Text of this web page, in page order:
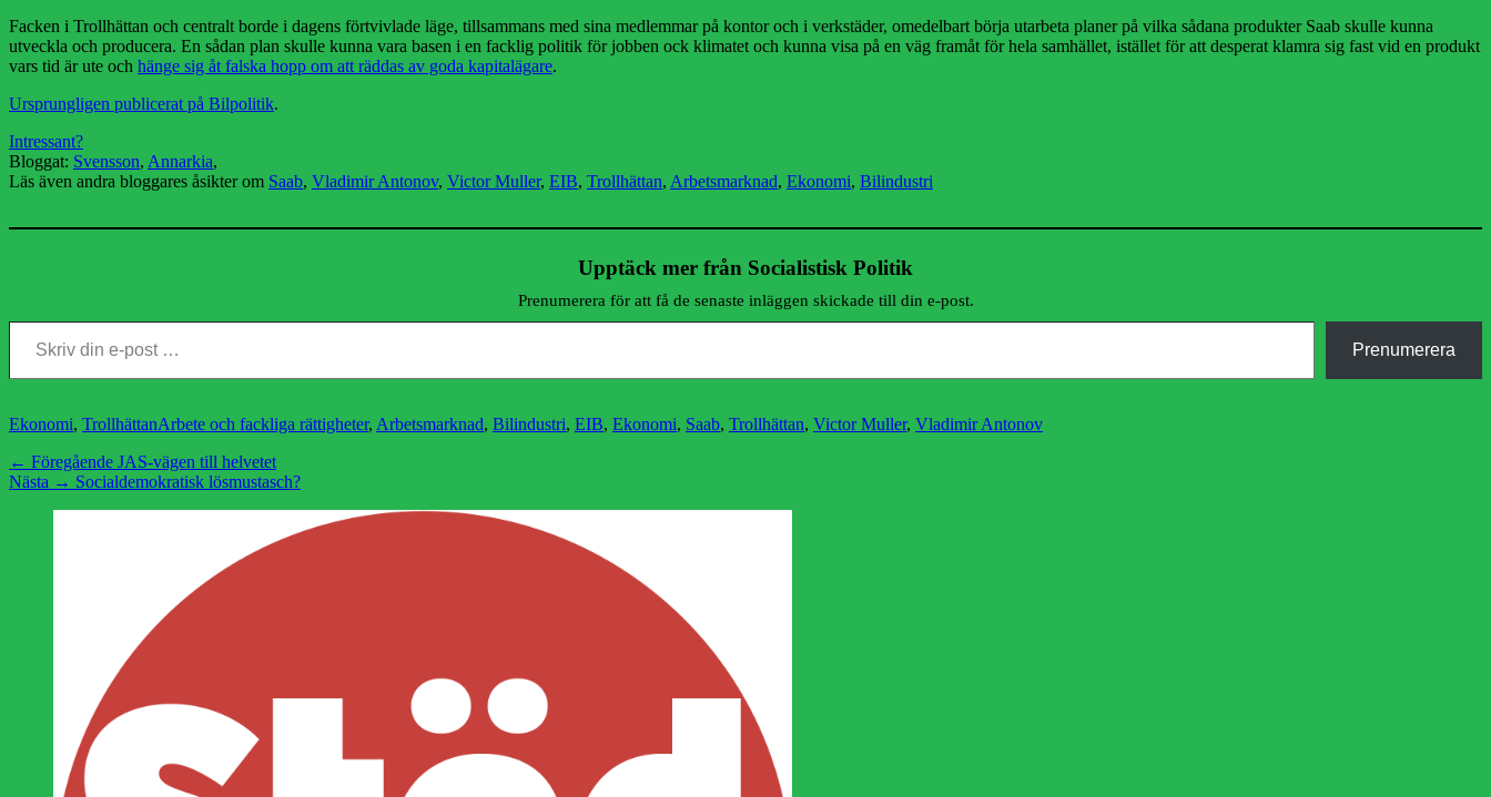
Facken i Trollhättan och centralt borde i dagens förtvivlade läge, tillsammans med sina medlemmar på kontor och i verkstäder, omedelbart börja utarbeta planer på vilka sådana produkter Saab skulle kunna
utveckla och producera. En sådan plan skulle kunna vara basen i en facklig politik för jobben ock klimatet och kunna visa på en väg framåt för hela samhället, istället för att desperat klamra sig fast vid en produkt
vars tid är ute och hänge sig åt falska hopp om att räddas av goda kapitalägare.
Ursprungligen publicerat på Bilpolitik.
Intressant?
Bloggat: Svensson, Annarkia,
Läs även andra bloggares åsikter om Saab, Vladimir Antonov, Victor Muller, EIB, Trollhättan, Arbetsmarknad, Ekonomi, Bilindustri
Upptäck mer från Socialistisk Politik
Prenumerera för att få de senaste inläggen skickade till din e-post.
Skriv din e-post …
Prenumerera
Kategorier
Ekonomi, TrollhättanEtiketter
Arbete och fackliga rättigheter, Arbetsmarknad, Bilindustri, EIB, Ekonomi, Saab, Trollhättan, Victor Muller, Vladimir Antonov
Inläggsnavigering
← Föregående Föregående
inlägg:
JAS-vägen till helvetet
Nästa → Nästa
Socialdemokratisk lösmustasch?